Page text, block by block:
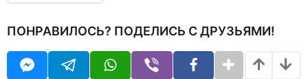
ПОНРАВИЛОСЬ? ПОДЕЛИСЬ С ДРУЗЬЯМИ!